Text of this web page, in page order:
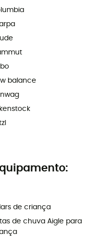
balance
de criança
de chuva Aigle para